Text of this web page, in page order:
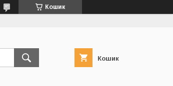
Кошик
Кошик